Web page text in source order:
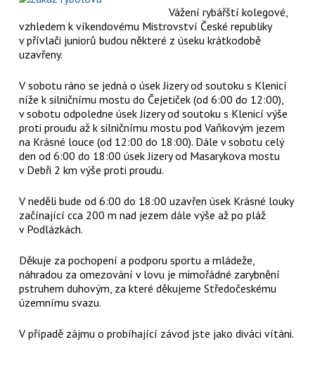
Vážení rybářští kolegové,
vzhledem k víkendovému Mistrovství České republiky
v přívlači juniorů budou některé z úseku krátkodobě
uzavřeny.
V sobotu ráno se jedná o úsek Jizery od soutoku s Klenicí
níže k silničnímu mostu do Čejetiček (od 6:00 do 12:00),
v sobotu odpoledne úsek Jizery od soutoku s Klenicí výše
proti proudu až k silničnímu mostu pod Vaňkovým jezem
na Krásné louce (od 12:00 do 18:00). Dále v sobotu celý
den od 6:00 do 18:00 úsek Jizery od Masarykova mostu
v Debři 2 km výše proti proudu.
V neděli bude od 6:00 do 18:00 uzavřen úsek Krásné louky
začínající cca 200 m nad jezem dále výše až po pláž
v Podlázkách.
Děkuje za pochopení a podporu sportu a mládeže,
náhradou za omezování v lovu je mimořádné zarybnění
pstruhem duhovým, za které děkujeme Středočeskému
územnímu svazu.
V případě zájmu o probíhající závod jste jako diváci vítáni.